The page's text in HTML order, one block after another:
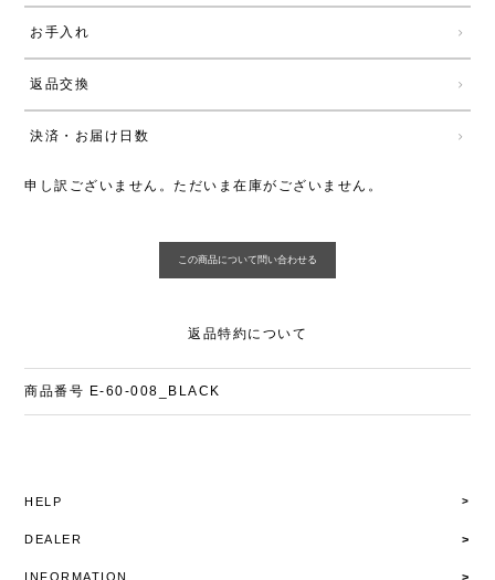
お手入れ
返品交換
決済・お届け日数
申し訳ございません。ただいま在庫がございません。
返品特約について
商品番号 E-60-008_BLACK
HELP
DEALER
INFORMATION